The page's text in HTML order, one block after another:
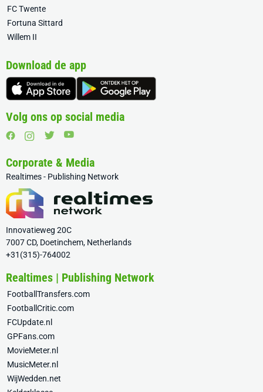
FC Twente
Fortuna Sittard
Willem II
Download de app
Volg ons op social media
Corporate & Media
Realtimes - Publishing Network
Innovatieweg 20C
7007 CD, Doetinchem, Netherlands
+31(315)-764002
Realtimes | Publishing Network
FootballTransfers.com
FootballCritic.com
FCUpdate.nl
GPFans.com
MovieMeter.nl
MusicMeter.nl
WijWedden.net